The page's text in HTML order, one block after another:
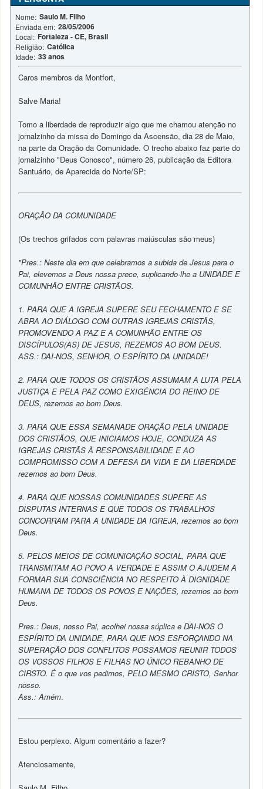
Nome: Saulo M. Filho
Enviada em: 28/05/2006
Local: Fortaleza - CE, Brasil
Religião: Católica
Idade: 33 anos
Caros membros da Montfort,
Salve Maria!
Tomo a liberdade de reproduzir algo que me chamou atenção no
jornalzinho da missa do Domingo da Ascensão, dia 28 de Maio,
na parte da Oração da Comunidade. O trecho abaixo faz parte do
jornalzinho "Deus Conosco", número 26, publicação da Editora
Santuário, de Aparecida do Norte/SP:
ORAÇÃO DA COMUNIDADE
(Os trechos grifados com palavras maiúsculas são meus)
"Pres.: Neste dia em que celebramos a subida de Jesus para o
Pai, elevemos a Deus nossa prece, suplicando-lhe a UNIDADE E
COMUNHÃO ENTRE CRISTÃOS.
1. PARA QUE A IGREJA SUPERE SEU FECHAMENTO E SE
ABRA AO DIÁLOGO COM OUTRAS IGREJAS CRISTÃS,
PROMOVENDO A PAZ E A COMUNHÃO ENTRE OS
DISCÍPULOS(AS) DE JESUS, REZEMOS AO BOM DEUS.
ASS.: DAI-NOS, SENHOR, O ESPÍRITO DA UNIDADE!
2. PARA QUE TODOS OS CRISTÃOS ASSUMAM A LUTA PELA
JUSTIÇA E PELA PAZ COMO EXIGÊNCIA DO REINO DE
DEUS, rezemos ao bom Deus.
3. PARA QUE ESSA SEMANADE ORAÇÃO PELA UNIDADE
DOS CRISTÃOS, QUE INICIAMOS HOJE, CONDUZA AS
IGREJAS CRISTÃS À RESPONSABILIDADE E AO
COMPROMISSO COM A DEFESA DA VIDA E DA LIBERDADE
rezemos ao bom Deus.
4. PARA QUE NOSSAS COMUNIDADES SUPERE AS
DISPUTAS INTERNAS E QUE TODOS OS TRABALHOS
CONCORRAM PARA A UNIDADE DA IGREJA, rezemos ao bom
Deus.
5. PELOS MEIOS DE COMUNICAÇÃO SOCIAL, PARA QUE
TRANSMITAM AO POVO A VERDADE E ASSIM O AJUDEM A
FORMAR SUA CONSCIÊNCIA NO RESPEITO À DIGNIDADE
HUMANA DE TODOS OS POVOS E NAÇÕES, rezemos ao bom
Deus.
Pres.: Deus, nosso Pai, acolhei nossa súplica e DAI-NOS O
ESPÍRITO DA UNIDADE, PARA QUE NOS ESFORÇANDO NA
SUPERAÇÃO DOS CONFLITOS POSSAMOS REUNIR TODOS
OS VOSSOS FILHOS E FILHAS NO ÚNICO REBANHO DE
CIRSTO. É o que vos pedimos, PELO MESMO CRISTO, Senhor
nosso.
Ass.: Amém.
Estou perplexo. Algum comentário a fazer?
Atenciosamente,